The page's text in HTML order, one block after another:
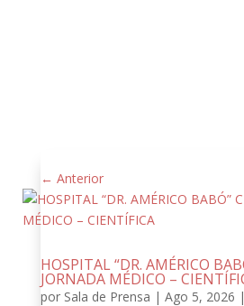
← Anterior
HOSPITAL “DR. AMÉRICO
JORNADA MÉDICO –
por Sala de Prensa | Ago 5, 2026 |